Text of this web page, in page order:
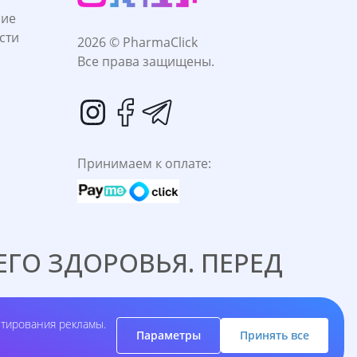
рекламы.
Параметры Принять все
2026 © PharmaClick
Все права защищены.
Принимаем к оплате:
ЗДОРОВЬЯ. ПЕРЕД
ВРАЧОМ.